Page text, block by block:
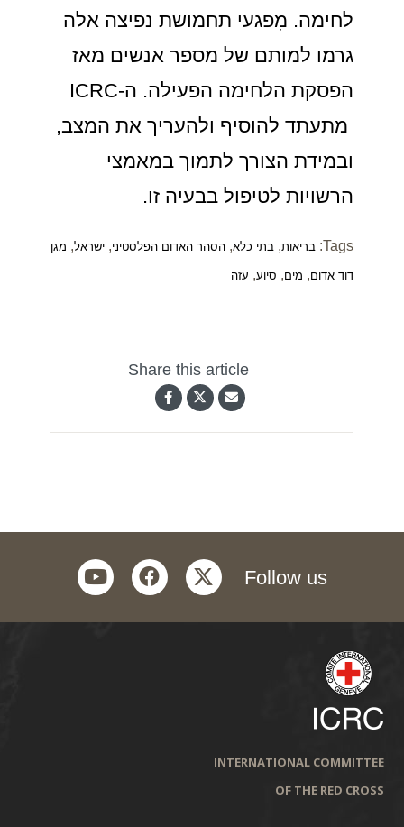
לחימה. מִפגעי תחמושת נפיצה אלה
גרמו למותם של מספר אנשים מאז
הפסקת הלחימה הפעילה. ה-ICRC
מתעתד להוסיף ולהעריך את המצב,
ובמידת הצורך לתמוך במאמצי
הרשויות לטיפול בבעיה זו.
Tags: בריאות, בתי כלא, הסהר האדום הפלסטיני, ישראל, מגן
דוד אדום, מים, סיוע, עזה
Share this article
Follow us
twitter
facebook
youtube
INTERNATIONAL COMMITTEE
OF THE RED CROSS